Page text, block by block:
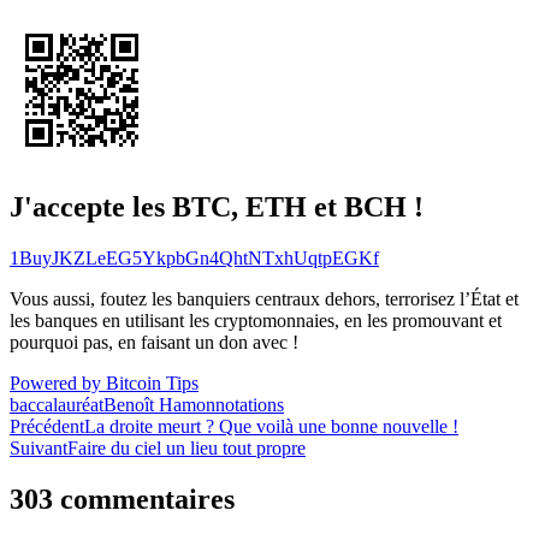
J'accepte les BTC, ETH et BCH !
1BuyJKZLeEG5YkpbGn4QhtNTxhUqtpEGKf
Vous aussi, foutez les banquiers centraux dehors, terrorisez l’État et
les banques en utilisant les cryptomonnaies, en les promouvant et
pourquoi pas, en faisant un don avec !
Powered by Bitcoin Tips
baccalauréatBenoît Hamonnotations
Navigation
de
l’article
PrécédentLa droite meurt ? Que voilà une bonne nouvelle !
SuivantFaire du ciel un lieu tout propre
303 commentaires